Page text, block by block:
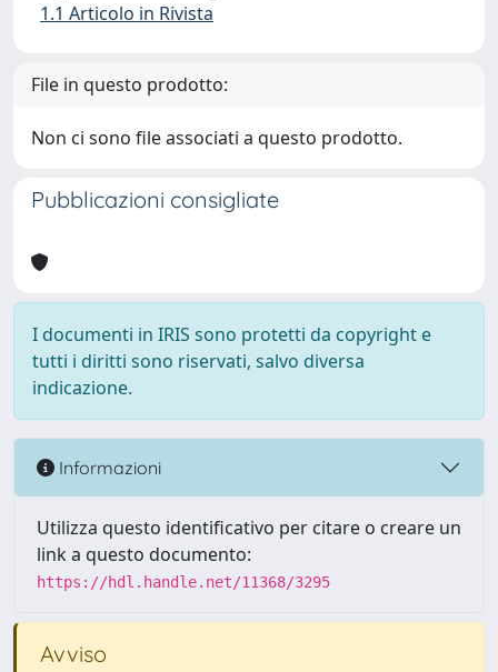
1.1 Articolo in Rivista
File in questo prodotto:
Non ci sono file associati a questo prodotto.
Pubblicazioni consigliate
I documenti in IRIS sono protetti da copyright e
tutti i diritti sono riservati, salvo diversa
indicazione.
Informazioni
Utilizza questo identificativo per citare o creare un
link a questo documento:
https://hdl.handle.net/11368/3295
Avviso